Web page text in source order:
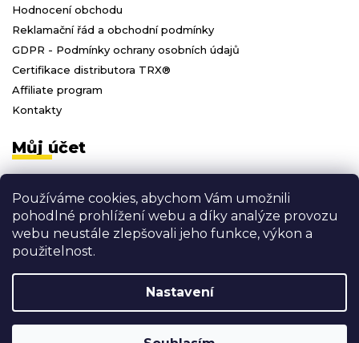
Používáme cookies, abychom Vám umožnili
pohodlné prohlížení webu a díky analýze provozu
webu neustále zlepšovali jeho funkce, výkon a
použitelnost.
Nastavení
Hodnocení obchodu
Reklamační řád a obchodní podmínky
GDPR - Podmínky ochrany osobních údajů
Certifikace distributora TRX®
Affiliate program
Kontakty
Můj účet
Registrace
Moje objednávky
Odhlásit se
Vytvořil Shoptet
Copyright 20263D FITNESS. Všechna práva vyhrazena.